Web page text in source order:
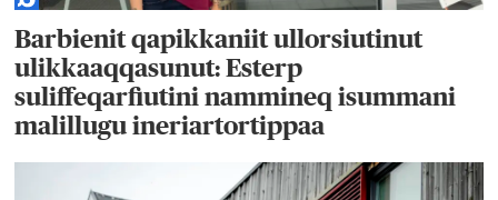
Barbienit qapikkaniit ullorsiutinut
ulikkaaqqasunut: Esterp
suliffeqarfiutini nammineq isummani
malillugu ineriartortippaa